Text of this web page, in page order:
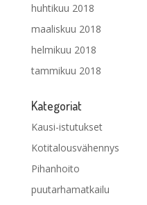
huhtikuu 2018
maaliskuu 2018
helmikuu 2018
tammikuu 2018
Kategoriat
Kausi-istutukset
Kotitalousvähennys
Pihanhoito
puutarhamatkailu